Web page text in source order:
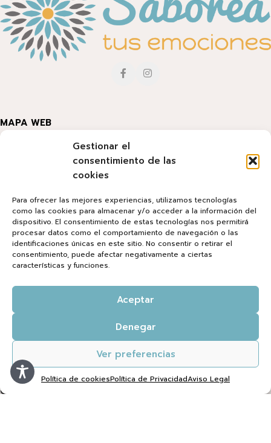
Gestionar el
consentimiento de las
cookies
Para ofrecer las mejores experiencias, utilizamos tecnologías
como las cookies para almacenar y/o acceder a la información del
dispositivo. El consentimiento de estas tecnologías nos permitirá
procesar datos como el comportamiento de navegación o las
identificaciones únicas en este sitio. No consentir o retirar el
consentimiento, puede afectar negativamente a ciertas
características y funciones.
Aceptar
Denegar
Ver preferencias
Política de cookiesPolítica de PrivacidadAviso Legal
MAPA WEB
Blog
Recursos
Contacto
Política de Privacidad
Condiciones de contratación